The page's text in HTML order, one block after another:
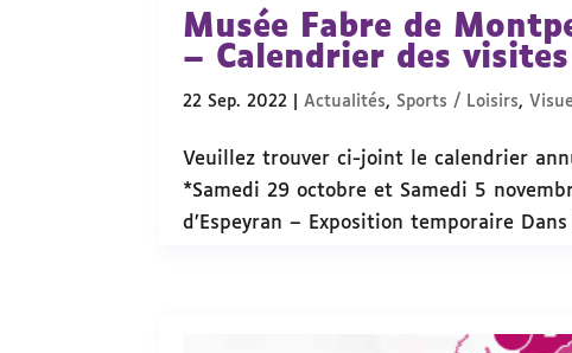
Musée Fabre de
– Calendrier des
22 Sep. 2022 |Actualités,Sports / Loisirs, Visuel
Veuillez trouver ci-joint le calendrier
*Samedi 29 octobre et Samedi 5
d’Espeyran – Exposition temporaire